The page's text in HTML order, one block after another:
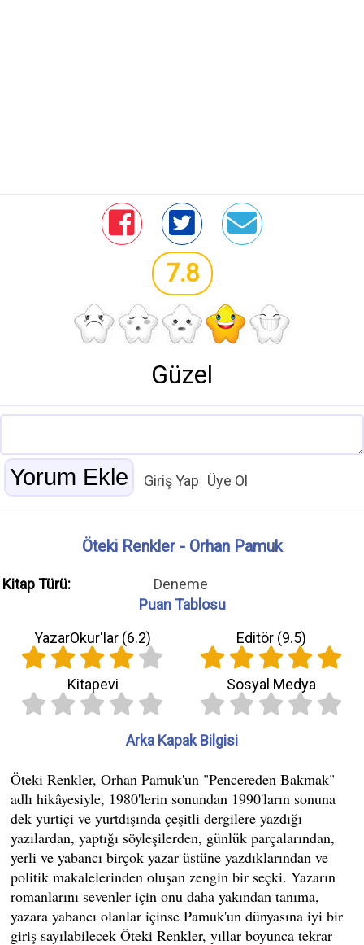
7.8
Güzel
Giriş Yap Üye Ol
Öteki Renkler - Orhan Pamuk
Kitap Türü:
Deneme
Puan Tablosu
YazarOkur'lar (6.2) Editör (9.5)
Kitapevi Sosyal Medya
Arka Kapak Bilgisi